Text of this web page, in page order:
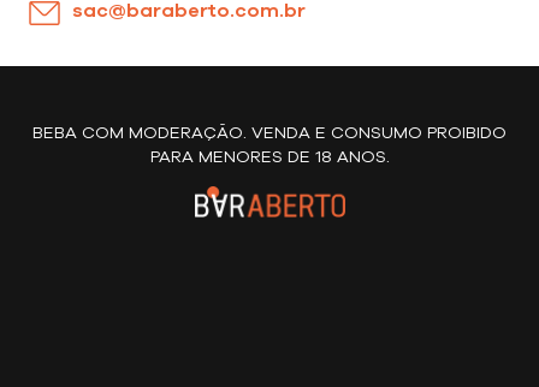
sac@baraberto.com.br
BEBA COM MODERAÇÃO. VENDA E CONSUMO PROIBIDO
PARA MENORES DE 18 ANOS.